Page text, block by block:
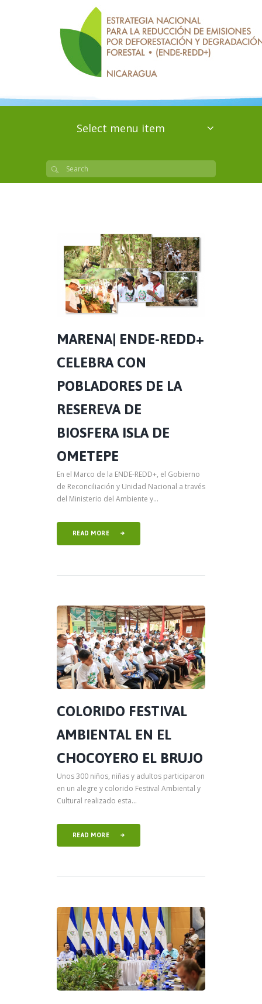
Select menu item
MARENA| ENDE-REDD+
CELEBRA CON
POBLADORES DE LA
RESEREVA DE
BIOSFERA ISLA DE
OMETEPE
En el Marco de la ENDE-REDD+, el Gobierno
de Reconciliación y Unidad Nacional a través
del Ministerio del Ambiente y...
READ MORE
COLORIDO FESTIVAL
AMBIENTAL EN EL
CHOCOYERO EL BRUJO
Unos 300 niños, niñas y adultos participaron
en un alegre y colorido Festival Ambiental y
Cultural realizado esta...
READ MORE